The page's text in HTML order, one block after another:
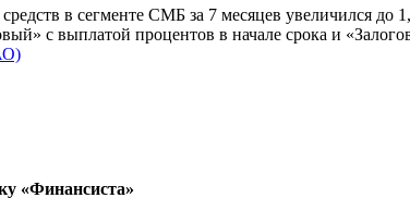
в сегменте СМБ за 7 месяцев увеличился
с выплатой процентов в начале срока и
«Финансиста»